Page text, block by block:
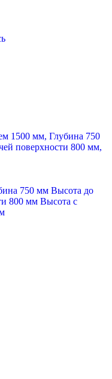
1500 мм, Глубина 750
поверхности 800 мм,
750 мм Высота до
800 мм Высота с